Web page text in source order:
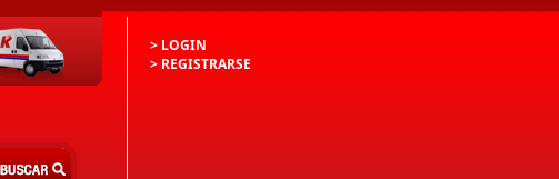
> LOGIN
> REGISTRARSE